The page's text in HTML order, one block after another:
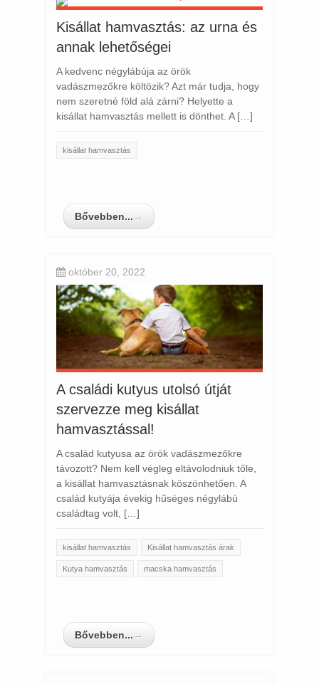
Kisállat hamvasztás: az urna és
annak lehetőségei
A kedvenc négylábúja az örök
vadászmezőkre költözik? Azt már tudja, hogy
nem szeretné föld alá zárni? Helyette a
kisállat hamvasztás mellett is dönthet. A […]
kisállat hamvasztás
Bővebben... →
október 20, 2022
A családi kutyus utolsó útját
szervezze meg kisállat
hamvasztással!
A család kutyusa az örök vadászmezőkre
távozott? Nem kell végleg eltávolodniuk tőle,
a kisállat hamvasztásnak köszönhetően. A
család kutyája évekig hűséges négylábú
családtag volt, […]
kisállat hamvasztás Kisállat hamvasztás árak
Kutya hamvasztás macska hamvasztás
Bővebben... →